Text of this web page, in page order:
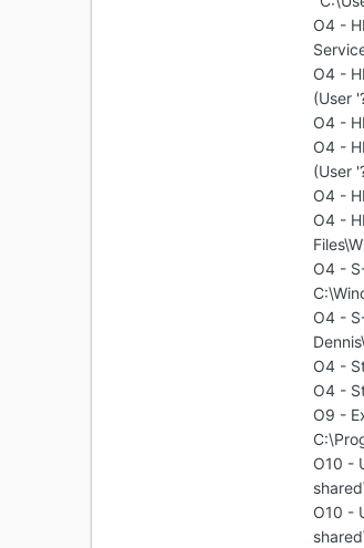
O4 -
O4 -
(User
O4 -
O4 -
(User
O4 -
O4 -
O4 -
O4 -
O4 -
O4 -
O9 -
O10 -
O10 -